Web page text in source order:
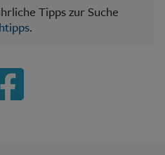
Tipps zur Suche
.